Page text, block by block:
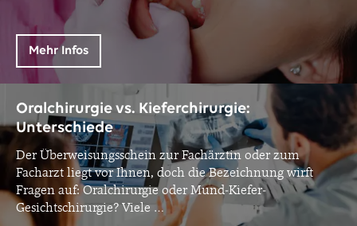
Mehr Infos
Oralchirurgie vs. Kieferchirurgie:
Unterschiede
Der Überweisungsschein zur Fachärztin oder zum
Facharzt liegt vor Ihnen, doch die Bezeichnung wirft
Fragen auf: Oralchirurgie oder Mund-Kiefer-
Gesichtschirurgie? Viele …